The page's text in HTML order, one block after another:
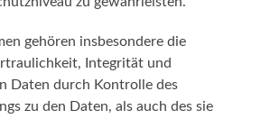
gehören insbesondere die
Integrität und
Daten durch Kontrolle des
zu den Daten, als auch des sie